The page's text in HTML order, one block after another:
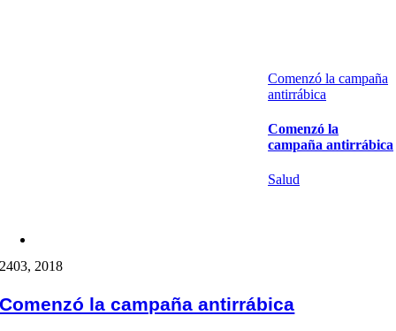
Comenzó la campaña
antirrábica
Comenzó la
campaña antirrábica
Salud
2403, 2018
Comenzó la campaña antirrábica